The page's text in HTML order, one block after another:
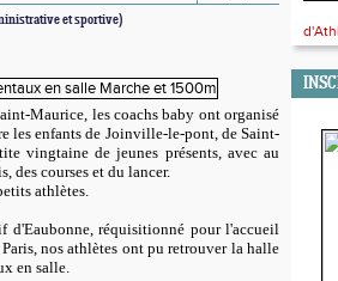
et sportive)
Maurice, les coachs baby ont organisé
les enfants de Joinville-le-pont, de Saint-
vingtaine de jeunes présents, avec au
des courses et du lancer.
athlètes.
d'Eaubonne, réquisitionné pour l'accueil
nos athlètes ont pu retrouver la halle
en salle.